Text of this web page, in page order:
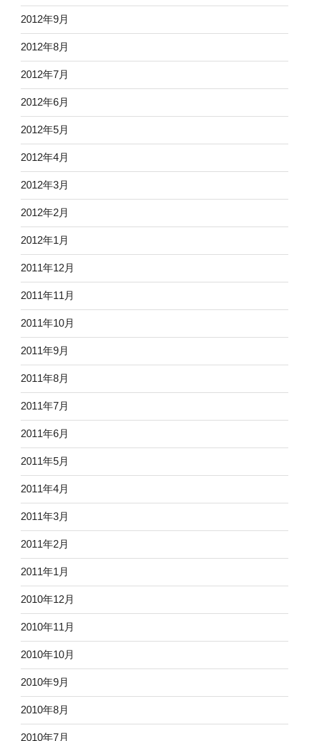
2012年9月
2012年8月
2012年7月
2012年6月
2012年5月
2012年4月
2012年3月
2012年2月
2012年1月
2011年12月
2011年11月
2011年10月
2011年9月
2011年8月
2011年7月
2011年6月
2011年5月
2011年4月
2011年3月
2011年2月
2011年1月
2010年12月
2010年11月
2010年10月
2010年9月
2010年8月
2010年7月